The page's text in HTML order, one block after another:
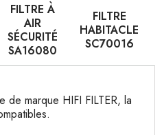
FILTRE À
AIR
SÉCURITÉ
SA16080
FILTRE
HABITACLE
SC70016
de marque HIFI FILTER, la